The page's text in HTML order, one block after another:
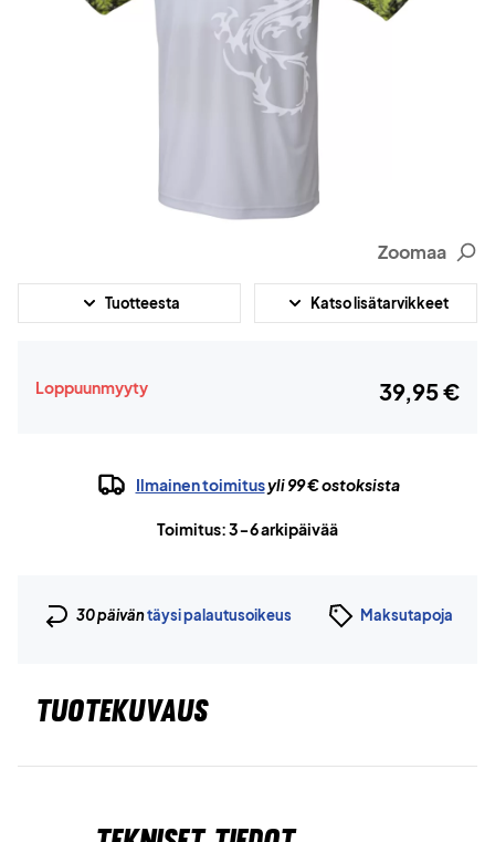
Zoomaa
Tuotteesta Katso lisätarvikkeet
Loppuunmyyty 39,95 €
Ilmainen toimitusyli 99 € ostoksista
Toimitus: 3-6 arkipäivää
30 päiväntäysi palautusoikeus Maksutapoja
TUOTEKUVAUS